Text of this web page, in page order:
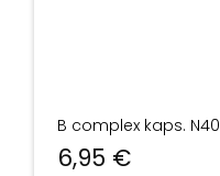
B complex kaps. N40
6,95 €